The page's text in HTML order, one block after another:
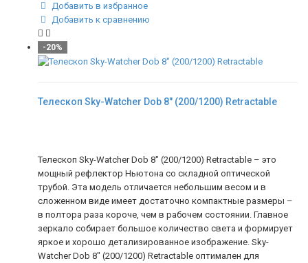
Добавить в избранное
Добавить к сравнению
-20%
Телескоп Sky-Watcher Dob 8" (200/1200) Retractable
Телескоп Sky-Watcher Dob 8" (200/1200) Retractable – это
мощный рефлектор Ньютона со складной оптической
трубой. Эта модель отличается небольшим весом и в
сложенном виде имеет достаточно компактные размеры –
в полтора раза короче, чем в рабочем состоянии. Главное
зеркало собирает большое количество света и формирует
яркое и хорошо детализированное изображение. Sky-
Watcher Dob 8" (200/1200) Retractable оптимален для